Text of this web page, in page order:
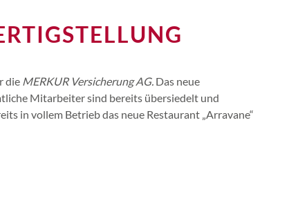
die MERKUR Versicherung AG. Das neue
Mitarbeiter sind bereits übersiedelt und
in vollem Betrieb das neue Restaurant „Arravane“